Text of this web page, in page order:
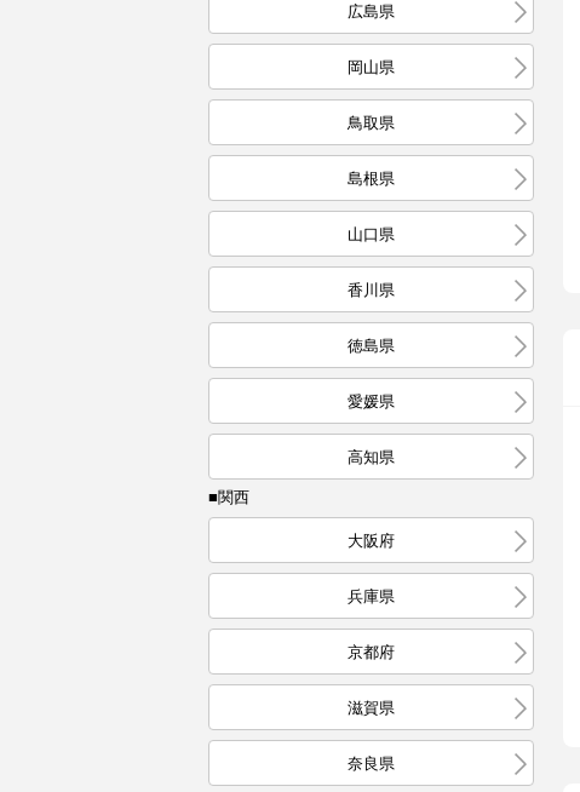
広島県
岡山県
鳥取県
島根県
山口県
香川県
徳島県
愛媛県
高知県
■関西
大阪府
兵庫県
京都府
滋賀県
奈良県